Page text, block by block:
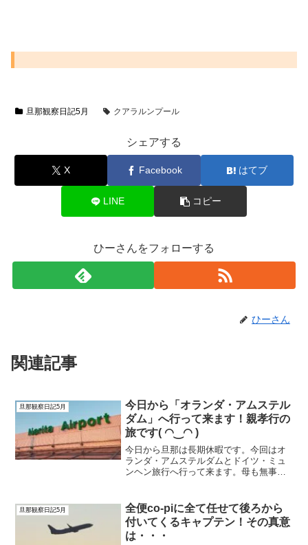
旦那観察日記5月 クアラルンプール
シェアする
X Facebook はてブ
LINE コピー
ひーさんをフォローする
ひーさん
関連記事
旦那観察日記5月
今日から「オランダ・アムステル
ダム」へ行って来ます！親孝行の
旅です( ◠‿◠ )
今日から旦那は長期休暇です。今回はオ
ランダ・アムステルダムとドイツ・ミュ
ンヘン旅行へ行って来ます。母も無事に
心配ですが、親孝行と思って無理せずゆ
っくりとした旅をしてこよ...
旦那観察日記5月
全便co-piに全て任せて後ろから
付いてくるキャプテン！その真意
は・・・